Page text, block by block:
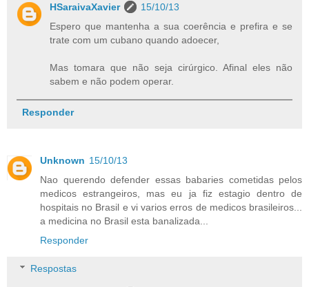
HSaraivaXavier
15/10/13
Espero que mantenha a sua coerência e prefira e se
trate com um cubano quando adoecer,
Mas tomara que não seja cirúrgico. Afinal eles não
sabem e não podem operar.
Responder
Unknown 15/10/13
Nao querendo defender essas babaries cometidas pelos
medicos estrangeiros, mas eu ja fiz estagio dentro de
hospitais no Brasil e vi varios erros de medicos brasileiros...
a medicina no Brasil esta banalizada...
Responder
Respostas